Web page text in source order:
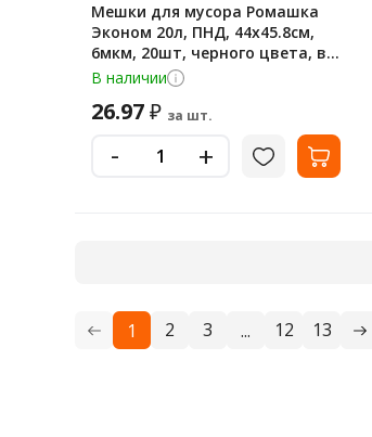
Мешки для мусора Ромашка
Эконом 20л, ПНД, 44х45.8см,
6мкм, 20шт, черного цвета, в
рулоне, в рулоне
В наличии
26.97₽ за шт.
- +
1 2 3 ... 12 13